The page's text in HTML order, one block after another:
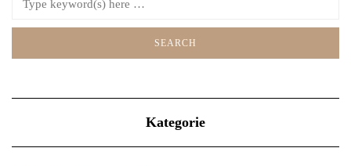
Kategorie